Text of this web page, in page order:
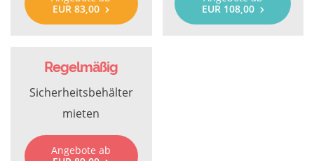
EUR 83,00
EUR 108,00
Regelmäßig
Sicherheitsbehälter
mieten
Angebote ab